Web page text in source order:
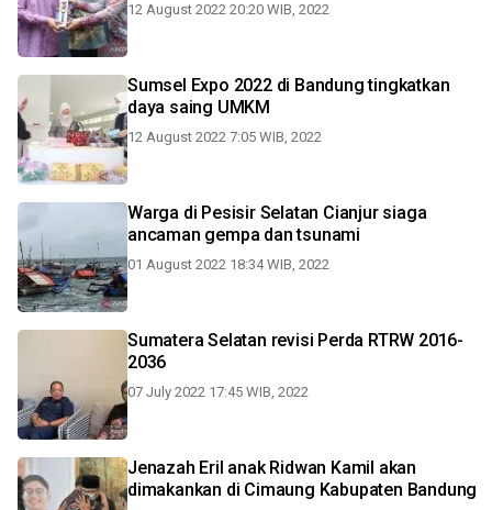
12 August 2022 20:20 WIB, 2022
Sumsel Expo 2022 di Bandung tingkatkan
daya saing UMKM
12 August 2022 7:05 WIB, 2022
Warga di Pesisir Selatan Cianjur siaga
ancaman gempa dan tsunami
01 August 2022 18:34 WIB, 2022
Sumatera Selatan revisi Perda RTRW 2016-
2036
07 July 2022 17:45 WIB, 2022
Jenazah Eril anak Ridwan Kamil akan
dimakankan di Cimaung Kabupaten Bandung